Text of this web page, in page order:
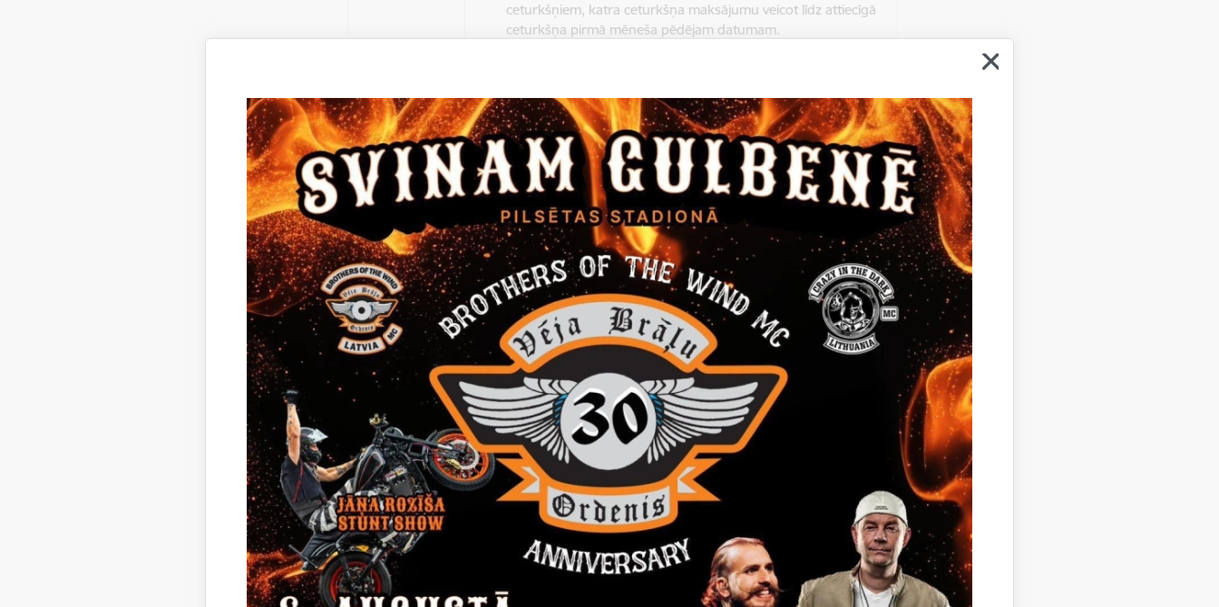
ceturkšņiem, katra ceturkšņa maksājumu veicot līdz attiecīgā
ceturkšņa pirmā mēneša pēdējam datumam.
Nomniekam netiek piešķirta apbūves tiesība.
Nomas
objekta
iznomāšanas
mērķis
Personisko palīgsaimniecību vajadzībām atbilstoši likuma “Par
zemes reformu Latvijas Republikas lauku apvidos” 7. pantam ar
nosacījumu, ka nomnieks zemes vienībā neveic saimniecisko
darbību, kurai samazinātas nomas maksas piemērošanas
gadījumā atbalsts nomniekam kvalificējams kā komercdarbības
atbalsts, bez apbūves tiesībām.
Nomas
līguma
termiņš
5 gadi.
Iznomājamā
nomas
maksa
15,00 EUR (bez PVN) gadā.
Nomas
tiesību
pretendentu
pieteikšanās
termiņš
Līdz 2026.gada 25.maijam (ieskaitot).
Iznomājamā
Nomas objekta teritorija ir brīvi pieejama publiskai apskatei.